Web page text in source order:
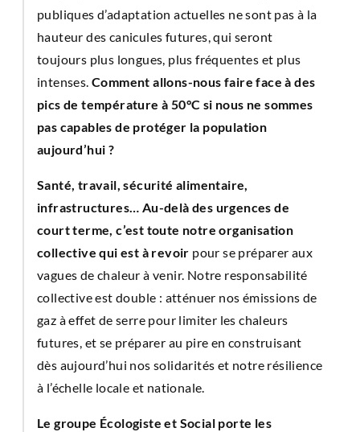
publiques d’adaptation actuelles ne sont pas à la
hauteur des canicules futures, qui seront
toujours plus longues, plus fréquentes et plus
intenses.Comment allons-nous faire face à des
pics de température à 50°C si nous ne sommes
pas capables de protéger la population
aujourd’hui ?
Santé, travail, sécurité alimentaire,
infrastructures… Au-delà des urgences de
court terme, c’est toute notre organisation
collective qui est à revoir pour se préparer aux
vagues de chaleur à venir. Notre responsabilité
collective est double : atténuer nos émissions de
gaz à effet de serre pour limiter les chaleurs
futures, et se préparer au pire en construisant
dès aujourd’hui nos solidarités et notre résilience
à l’échelle locale et nationale.
Le groupe Écologiste et Social porte les